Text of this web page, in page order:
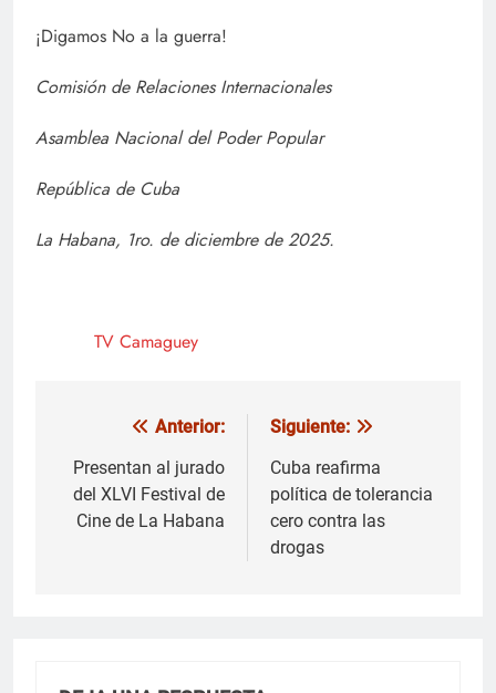
¡Digamos No a la guerra!
Comisión de Relaciones Internacionales
Asamblea Nacional del Poder Popular
República de Cuba
La Habana, 1ro. de diciembre de 2025.
TV Camaguey
Navegación
de
entradas
Anterior:
Presentan al jurado
del XLVI Festival de
Cine de La Habana
Siguiente:
Cuba reafirma
política de tolerancia
cero contra las
drogas